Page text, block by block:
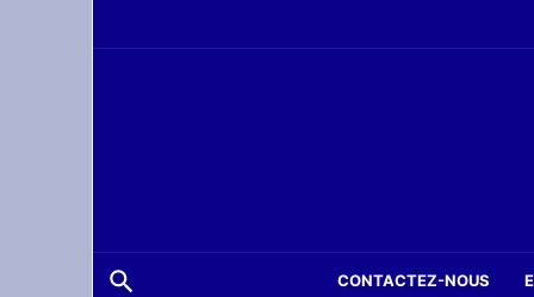
CONTACTEZ-NOUS